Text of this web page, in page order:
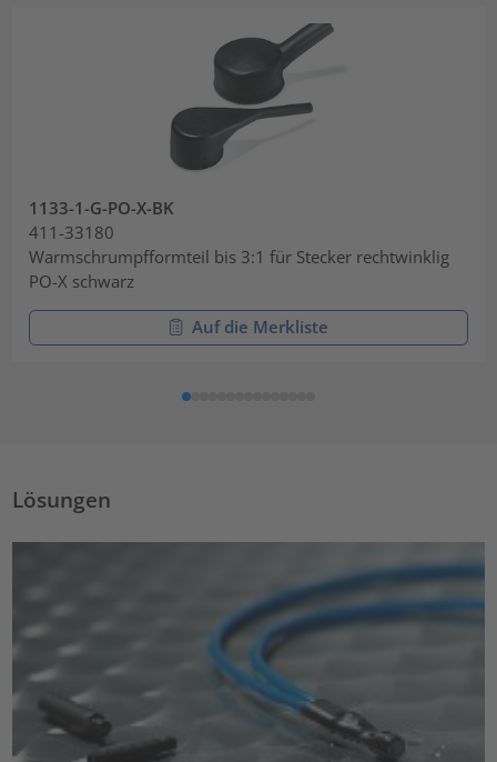
1133-1-G-PO-X-BK
411-33180
Warmschrumpfformteil bis 3:1 für Stecker rechtwinklig
PO-X schwarz
Auf die Merkliste
Lösungen